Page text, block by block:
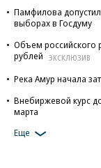
Памфилова
выборах в Госдуму
Объем российского
рублей
ЭКСКЛЮЗИВ
Река Амур начала
Внебиржевой курс
марта
Еще